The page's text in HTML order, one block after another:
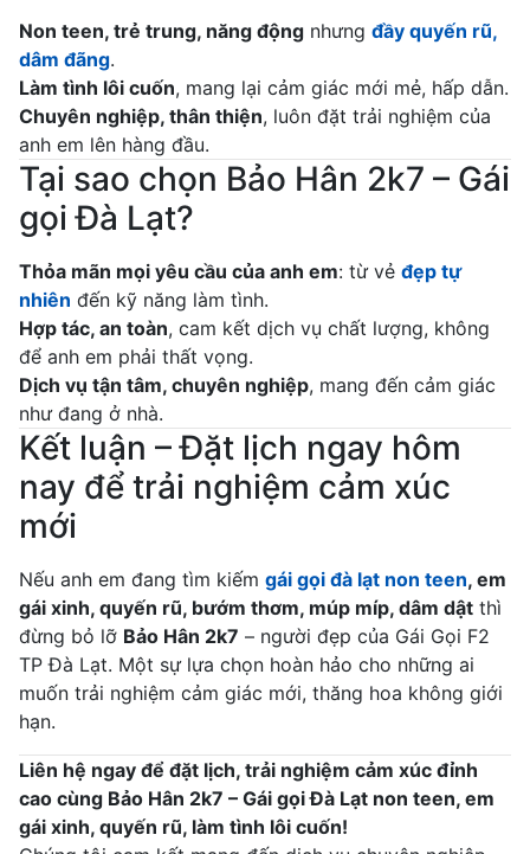
Non teen, trẻ trung, năng động nhưng đầy quyến rũ,
dâm đãng.
Làm tình lôi cuốn, mang lại cảm giác mới mẻ, hấp dẫn.
Chuyên nghiệp, thân thiện, luôn đặt trải nghiệm của
anh em lên hàng đầu.
Tại sao chọn Bảo Hân 2k7 – Gái
gọi Đà Lạt?
Thỏa mãn mọi yêu cầu của anh em: từ vẻ đẹp tự
nhiên đến kỹ năng làm tình.
Hợp tác, an toàn, cam kết dịch vụ chất lượng, không
để anh em phải thất vọng.
Dịch vụ tận tâm, chuyên nghiệp, mang đến cảm giác
như đang ở nhà.
Kết luận – Đặt lịch ngay hôm
nay để trải nghiệm cảm xúc
mới
Nếu anh em đang tìm kiếm gái gọi đà lạt non teen, em
gái xinh, quyến rũ, bướm thơm, múp míp, dâm dật thì
đừng bỏ lỡ Bảo Hân 2k7 – người đẹp của Gái Gọi F2
TP Đà Lạt. Một sự lựa chọn hoàn hảo cho những ai
muốn trải nghiệm cảm giác mới, thăng hoa không giới
hạn.
Liên hệ ngay để đặt lịch, trải nghiệm cảm xúc đỉnh
cao cùng Bảo Hân 2k7 – Gái gọi Đà Lạt non teen, em
gái xinh, quyến rũ, làm tình lôi cuốn!